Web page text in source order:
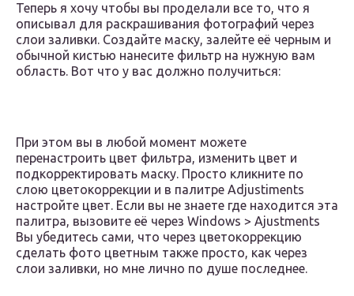
Теперь я хочу чтобы вы проделали все то, что я
описывал для раскрашивания фотографий через
слои заливки. Создайте маску, залейте её черным и
обычной кистью нанесите фильтр на нужную вам
область. Вот что у вас должно получиться:
При этом вы в любой момент можете
перенастроить цвет фильтра, изменить цвет и
подкорректировать маску. Просто кликните по
слою цветокоррекции и в палитре Adjustiments
настройте цвет. Если вы не знаете где находится эта
палитра, вызовите её через Windows > Ajustments
Вы убедитесь сами, что через цветокоррекцию
сделать фото цветным также просто, как через
слои заливки, но мне лично по душе последнее.